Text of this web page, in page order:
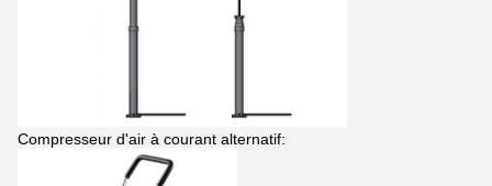
Compresseur d'air à courant alternatif: